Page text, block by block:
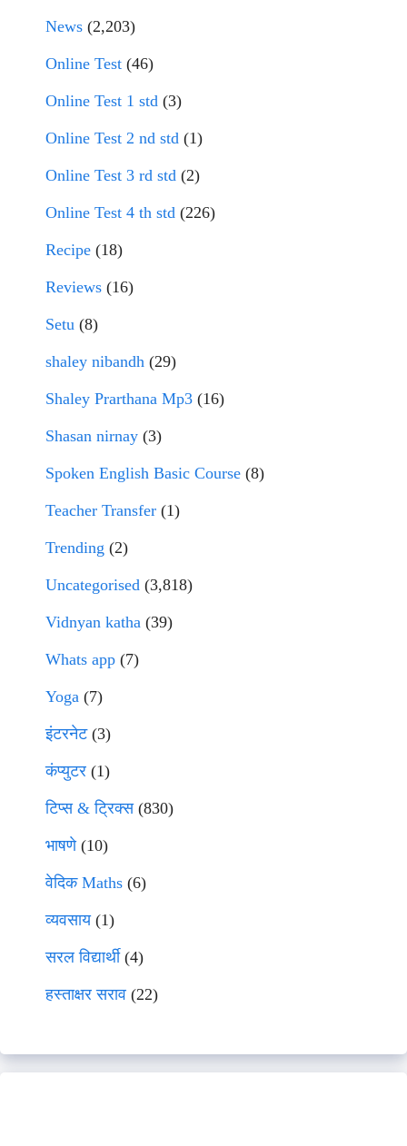
News (2,203)
Online Test (46)
Online Test 1 std (3)
Online Test 2 nd std (1)
Online Test 3 rd std (2)
Online Test 4 th std (226)
Recipe (18)
Reviews (16)
Setu (8)
shaley nibandh (29)
Shaley Prarthana Mp3 (16)
Shasan nirnay (3)
Spoken English Basic Course (8)
Teacher Transfer (1)
Trending (2)
Uncategorised (3,818)
Vidnyan katha (39)
Whats app (7)
Yoga (7)
इंटरनेट(3)
कंप्युटर (1)
टिप्स & ट्रिक्स(830)
भाषणे(10)
वेदिक Maths (6)
व्यवसाय(1)
सरल विद्यार्थी(4)
हस्ताक्षर सराव (22)